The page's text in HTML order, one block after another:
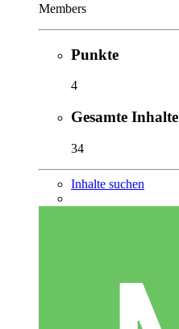
Members
Punkte
4
Gesamte Inhalte
34
Inhalte suchen